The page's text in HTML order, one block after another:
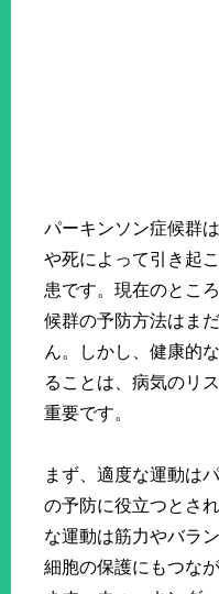
パーキンソン症候群
や死によって引き起
患です。現在のとこ
候群の予防方法はま
ん。しかし、健康的
ることは、病気のリ
重要です。
まず、適度な運動は
の予防に役立つとさ
な運動は筋力やバラ
細胞の保護にもつな